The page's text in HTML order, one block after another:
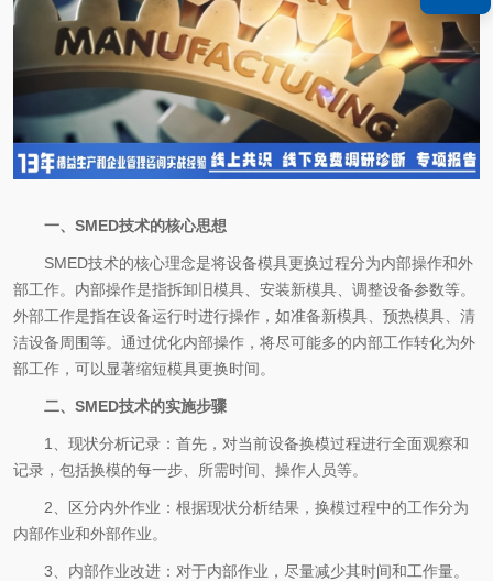
一、SMED技术的核心思想
SMED技术的核心理念是将设备模具更换过程分为内部操作和外
部工作。内部操作是指拆卸旧模具、安装新模具、调整设备参数等。
外部工作是指在设备运行时进行操作，如准备新模具、预热模具、清
洁设备周围等。通过优化内部操作，将尽可能多的内部工作转化为外
部工作，可以显著缩短模具更换时间。
二、SMED技术的实施步骤
1、现状分析记录：首先，对当前设备换模过程进行全面观察和
记录，包括换模的每一步、所需时间、操作人员等。
2、区分内外作业：根据现状分析结果，换模过程中的工作分为
内部作业和外部作业。
3、内部作业改进：对于内部作业，尽量减少其时间和工作量。